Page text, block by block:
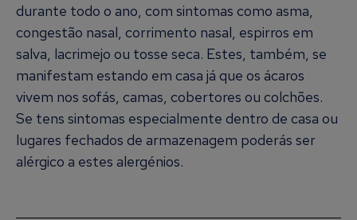
durante todo o ano, com sintomas como asma,
congestão nasal, corrimento nasal, espirros em
salva, lacrimejo ou tosse seca. Estes, também, se
manifestam estando em casa já que os ácaros
vivem nos sofás, camas, cobertores ou colchões.
Se tens sintomas especialmente dentro de casa ou
lugares fechados de armazenagem poderás ser
alérgico a estes alergénios.